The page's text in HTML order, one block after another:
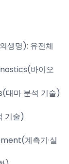
생명): 유전체
바이오
마 분석 기술)
기술)
계측기·실